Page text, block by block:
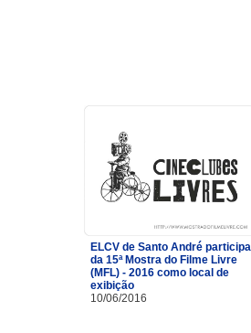
ELCV de Santo André participa
da 15ª Mostra do Filme Livre
(MFL) - 2016 como local de
exibição
10/06/2016